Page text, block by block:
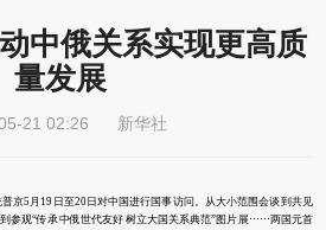
中俄关系实现更高质
量发展
21 02:26 新华社
5月19日至20日对中国进行国事访问。从大小范围会谈到共见
参观“传承中俄世代友好 树立大国关系典范”图片展⋯⋯两国元首